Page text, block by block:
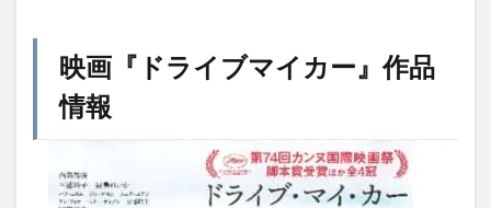
映画『ドライブマイカー』作品
情報